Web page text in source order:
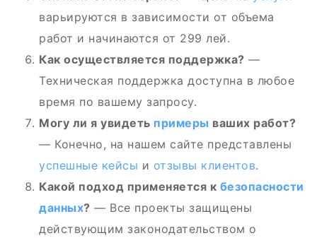
варьируются в зависимости от объема
работ и начинаются от 299 лей.
Как осуществляется поддержка? —
Техническая поддержка доступна в любое
время по вашему запросу.
Могу ли я увидеть примеры ваших работ?
— Конечно, на нашем сайте представлены
успешные кейсы и отзывы клиентов.
Какой подход применяется к безопасности
данных? — Все проекты защищены
действующим законодательством о